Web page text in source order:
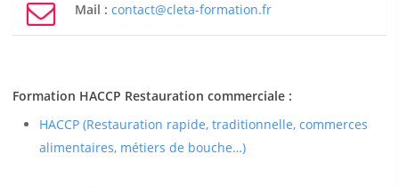
Mail : contact@cleta-formation.fr
Formation HACCP Restauration commerciale :
HACCP (Restauration rapide, traditionnelle, commerces
alimentaires, métiers de bouche…)